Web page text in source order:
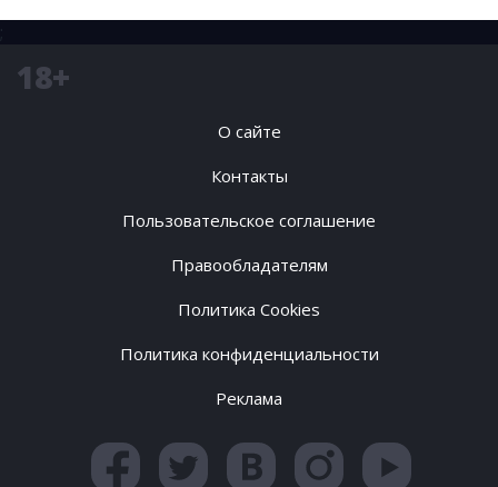
;
18+
О сайте
Контакты
Пользовательское соглашение
Правообладателям
Политика Cookies
Политика конфиденциальности
Реклама